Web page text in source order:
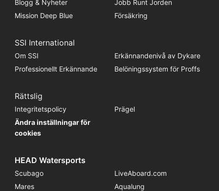
Blogg & Nyheter
Jobb Runt Jorden
Mission Deep Blue
Försäkring
SSI International
Om SSI
Erkännandenivå av Dykare
Professionellt Erkännande
Belöningssystem för Proffs
Rättslig
Integritetspolicy
Prägel
Ändra inställningar för
cookies
HEAD Watersports
Scubago
LiveAboard.com
Mares
Aqualung